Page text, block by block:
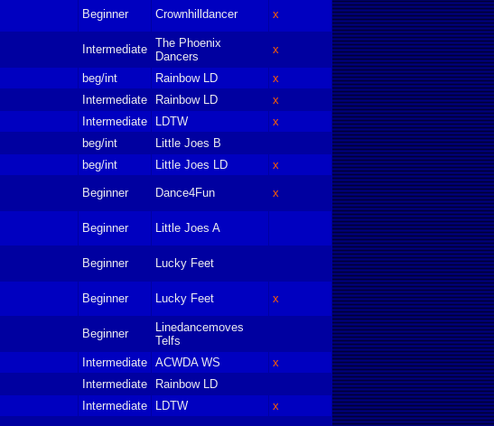
Beginner Crownhilldancer x
Intermediate The Phoenix
Dancers
x
beg/int Rainbow LD
x
Intermediate Rainbow LD
x
Intermediate LDTW
x
beg/int
Little Joes B
beg/int Little Joes LD x
Beginner Dance4Fun x
Beginner Little Joes A
Beginner Lucky Feet
Beginner Lucky Feet x
Beginner
Linedancemoves
Telfs
Intermediate ACWDA WS
x
Intermediate
Rainbow LD
Intermediate LDTW x